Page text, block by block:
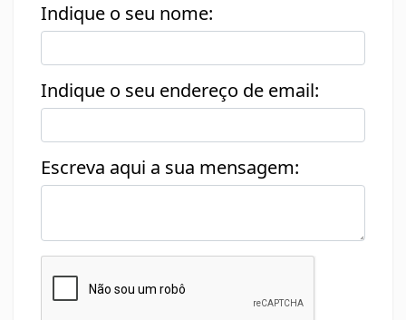
Indique o seu nome:
Indique o seu endereço de email:
Escreva aqui a sua mensagem: